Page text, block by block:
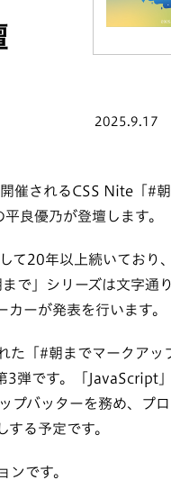
2025.9.17
催されるCSS Nite「#
良優乃が登壇します。
て20年以上続いており
で」シリーズは文字通
ーが発表を行います。
た「#朝までマークアッ
弾です。「JavaScript」
プバッターを務め、プ
る予定です。
ンです。